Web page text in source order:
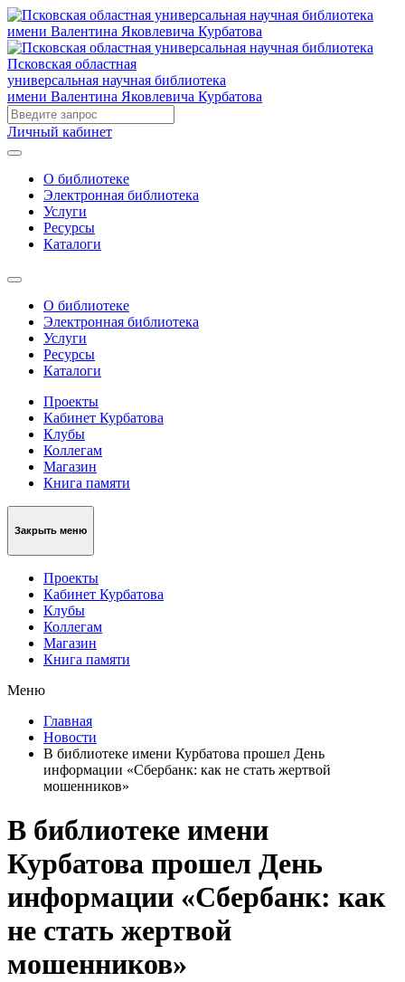
Псковская областная
универсальная научная библиотека
имени Валентина Яковлевича Курбатова
Личный кабинет
О библиотеке
Электронная библиотека
Услуги
Ресурсы
Каталоги
О библиотеке
Электронная библиотека
Услуги
Ресурсы
Каталоги
Проекты
Кабинет Курбатова
Клубы
Коллегам
Магазин
Книга памяти
Закрыть меню
Проекты
Кабинет Курбатова
Клубы
Коллегам
Магазин
Книга памяти
Меню
Главная
Новости
В библиотеке имени Курбатова прошел День
информации «Сбербанк: как не стать жертвой
мошенников»
В библиотеке имени
Курбатова прошел День
информации «Сбербанк: как
не стать жертвой
мошенников»